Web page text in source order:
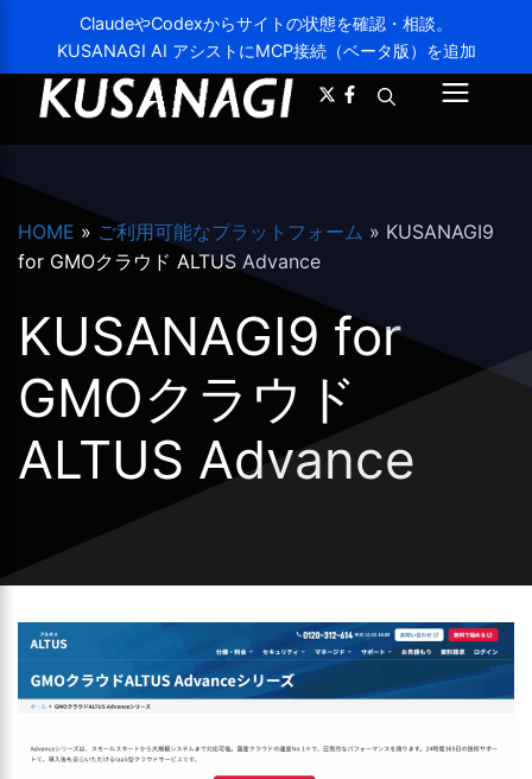
ClaudeやCodexからサイトの状態を確認・相談。
KUSANAGI AI アシストにMCP接続（ベータ版）を追加
ニ
ー
HOME » ご利用可能なプラットフォーム » KUSANAGI9
for GMOクラウド ALTUS Advance
KUSANAGI9 for
GMOクラウド
ALTUS Advance
A- A+